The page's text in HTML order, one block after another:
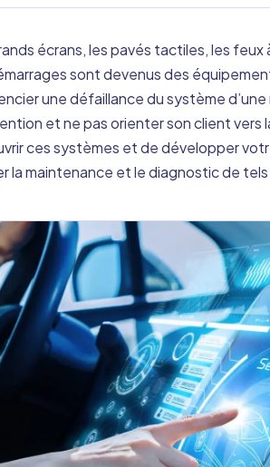
écrans, les pavés tactiles, les feux
sont devenus des
une défaillance du système
et ne pas orienter son client
ces systèmes et de développer
la maintenance et le diagnostic de